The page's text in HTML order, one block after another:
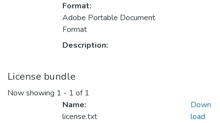
Format:
Adobe Portable Document
Format
Description:
License bundle
Now showing 1 - 1 of 1
Name:
license.txt
Down
load